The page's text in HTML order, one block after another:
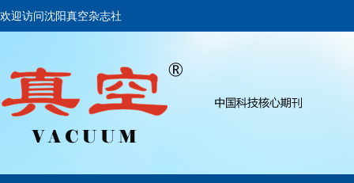
欢迎访问沈阳真空杂志社